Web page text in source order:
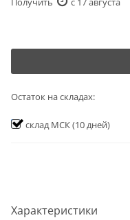
Характеристики
Остаток на складах:
склад МСК(10 дней)